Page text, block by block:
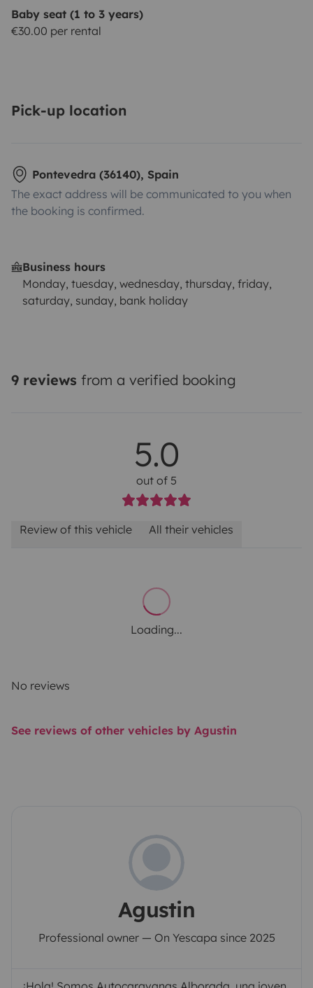
Baby seat (1 to 3 years)
€30.00 per rental
Pick-up location
Pontevedra (36140), Spain
The exact address will be communicated to you when
the booking is confirmed.
Business hours
Monday, tuesday, wednesday, thursday, friday,
saturday, sunday, bank holiday
9 reviews from a verified booking
5.0
out of 5
Review of this vehicle All their vehicles
Loading...
No reviews
See reviews of other vehicles by Agustin
Agustin
Professional owner — On Yescapa since 2025